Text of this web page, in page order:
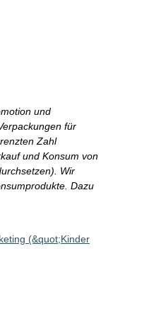
und
für
Zahl
und Konsum von
Wir
Dazu
(&quot;Kinder